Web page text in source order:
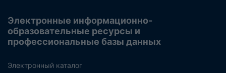
Электронные информационно-
образовательные ресурсы и
профессиональные базы данных
Электронный каталог